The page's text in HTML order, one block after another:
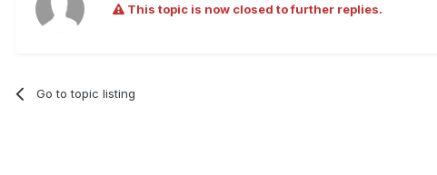
This topic is now closed to further replies.
Go to topic listing